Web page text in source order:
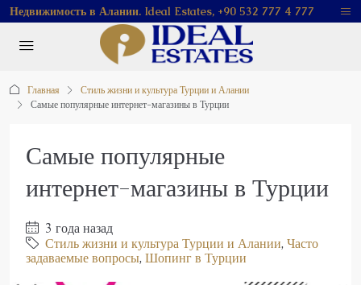
Недвижимость в Алании. Ideal Estates, +90 532 777 4 777
Главная
Стиль жизни и культура Турции и Алании
Самые популярные интернет-магазины в Турции
Самые популярные
интернет-магазины в Турции
3 года назад
Стиль жизни и культура Турции и Алании, Часто
задаваемые вопросы, Шопинг в Турции